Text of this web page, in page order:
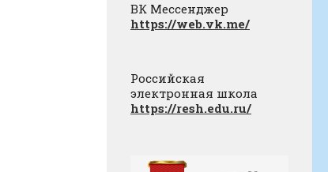
ВК Мессенджер
https://web.vk.me/
Российская
электронная школа
https://resh.edu.ru/